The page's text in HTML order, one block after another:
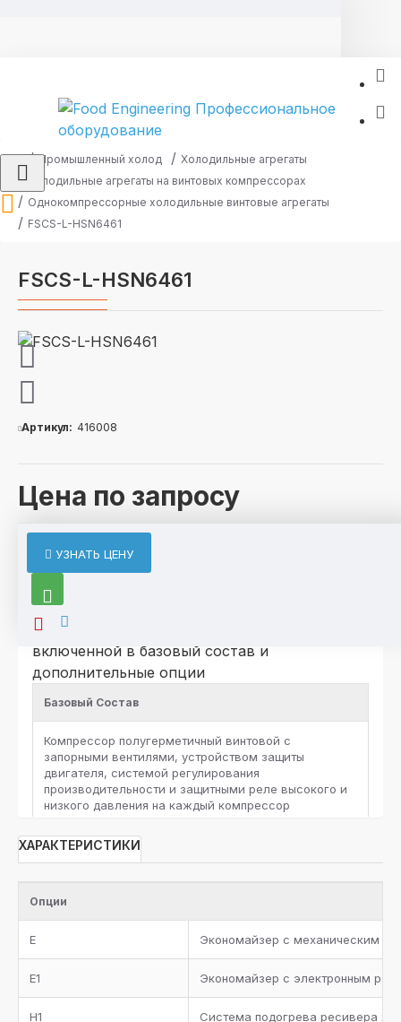
Промышленный холод
Холодильные агрегаты
Холодильные агрегаты на винтовых компрессорах
Однокомпрессорные холодильные винтовые агрегаты
FSCS-L-HSN6461
FSCS-L-HSN6461
Цена по запросу
Артикул: 416008
УЗНАТЬ ЦЕНУ
ОПИСАНИЕ
По отдельному запросу возможно
исполнение агрегатов в комплектации, не
включенной в базовый состав и
дополнительные опции
Базовый Состав
Компрессор полугерметичный винтовой с
запорными вентилями, устройством защиты
двигателя, системой регулирования
производительности и защитными реле высокого и
низкого давления на каждый компрессор
Запорные вентили на агрегате
реле низкого уровня масла, предохранительным
линию возврата масла в каждый компрессор
ХАРАКТЕРИСТИКИ
Опции
E Экономайзер с механическим
E1 Экономайзер с электронным
H1 Система подогрева ресивера